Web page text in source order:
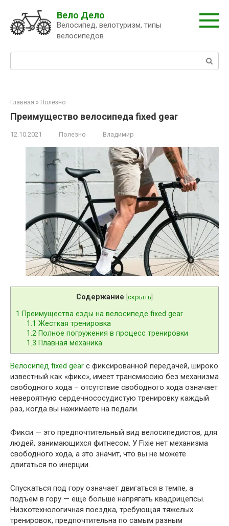
контенту
Вело Дело
Велосипед, велотуризм, типы
велосипедов
Главная » Полезно
Преимущество велосипеда fixed gear
12.10.2021 Полезно Владимир
Содержание скрыть
1 Преимущества езды на велосипеде fixed gear
1.1 Жесткая тренировка
1.2 Полное погружения в процесс тренировки
1.3 Плавная механика
Велосипед fixed gear с фиксированной передачей, широко
известный как «фикс», имеет трансмиссию без механизма
свободного хода – отсутствие свободного хода означает
невероятную сердечнососудистую тренировку каждый
раз, когда вы нажимаете на педали.
Фикси — это предпочтительный вид велосипедистов, для
людей, занимающихся фитнесом. У Fixie нет механизма
свободного хода, а это значит, что вы не можете
двигаться по инерции.
Спускаться под гору означает двигаться в темпе, а
подъем в гору — еще больше напрягать квадрицепсы.
Низкотехнологичная поездка, требующая тяжелых
тренировок, предпочтительна по самым разным